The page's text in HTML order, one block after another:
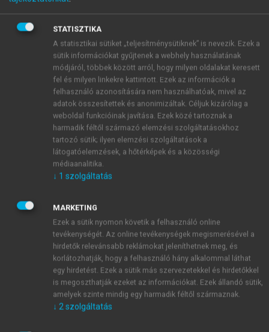
4.10. FÜGGELÉK: Nemzetközi
kitekintés
4.32. táblázat.Áttekintés a privatizáció nemzetközi
intézményi formáiról, 1992 körül
STATISZTIKA
A statisztikai sütiket „teljesítménysütiknek” is nevezik. Ezek a
sütik információkat gyűjtenek a webhely használatának
módjáról, többek között arról, hogy milyen oldalakat keresett
fel és milyen linkekre kattintott. Ezek az információk a
felhasználó azonosítására nem használhatóak, mivel az
adatok összesítettek és anonimizáltak. Céljuk kizárólag a
weboldal funkcióinak javítása. Ezek közé tartoznak a
harmadik féltől származó elemzési szolgáltatásokhoz
tartozó sütik; ilyen elemzési szolgáltatások a
látogatóelemzések, a hőtérképek és a közösségi
médiaanalitika.
↓ 1 szolgáltatás
MARKETING
Ezek a sütik nyomon követik a felhasználó online
tevékenységét. Az online tevékenységek megismerésével a
hirdetők relevánsabb reklámokat jeleníthetnek meg, és
korlátozhatják, hogy a felhasználó hány alkalommal láthat
egy hirdetést. Ezek a sütik más szervezetekkel és hirdetőkkel
is megoszthatják ezeket az információkat. Ezek állandó sütik,
amelyek szinte mindig egy harmadik féltől származnak.
↓ 2szolgáltatás